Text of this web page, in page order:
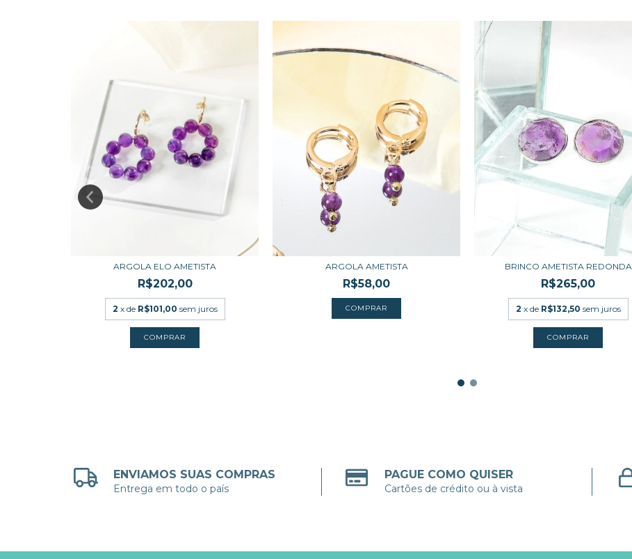
ARGOLA ELO AMETISTA
R$202,00
2 x de R$101,00 sem juros
ARGOLA AMETISTA
R$58,00
BRINCO AMETISTA REDONDA
R$265,00
2 x de R$132,50 sem juros
ENVIAMOS SUAS COMPRAS
Entrega em todo o país
PAGUE COMO QUISER
Cartões de crédito ou à vista